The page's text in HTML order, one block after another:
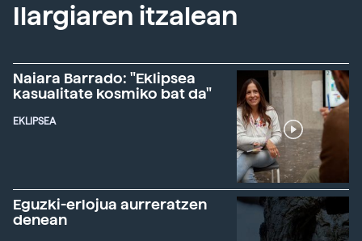
Ilargiaren itzalean
Naiara Barrado: "Eklipsea
kasualitate kosmiko bat da"
EKLIPSEA
Eguzki-erlojua aurreratzen
denean